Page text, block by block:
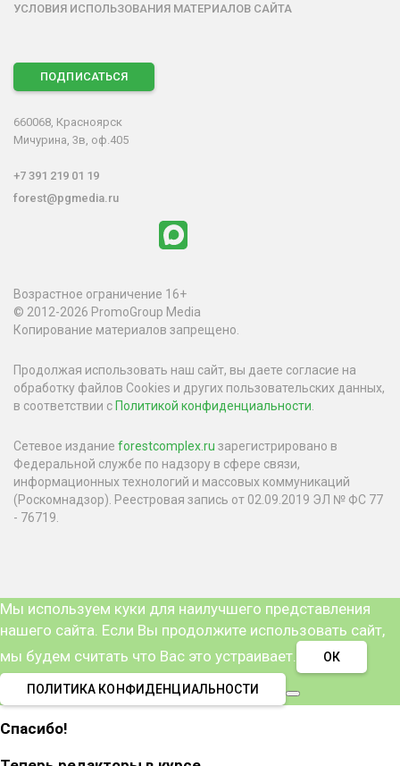
УСЛОВИЯ ИСПОЛЬЗОВАНИЯ МАТЕРИАЛОВ САЙТА
ПОДПИСАТЬСЯ
660068, Красноярск
Мичурина, 3в, оф.405
+7 391 219 01 19
forest@pgmedia.ru
Возрастное ограничение 16+
© 2012-2026 PromoGroup Media
Копирование материалов запрещено.
Продолжая использовать наш сайт, вы даете согласие на
обработку файлов Cookies и других пользовательских данных,
в соответствии сПолитикой конфиденциальности
Сетевое издание forestcomplex.ru зарегистрировано в
Федеральной службе по надзору в сфере связи,
информационных технологий и массовых коммуникаций
(Роскомнадзор). Реестровая запись от 02.09.2019 ЭЛ № ФС 77
- 76719.
Мы используем куки для наилучшего представления
нашего сайта. Если Вы продолжите использовать сайт,
мы будем считать что Вас это устраивает.
ОК
ПОЛИТИКА КОНФИДЕНЦИАЛЬНОСТИ
Спасибо!